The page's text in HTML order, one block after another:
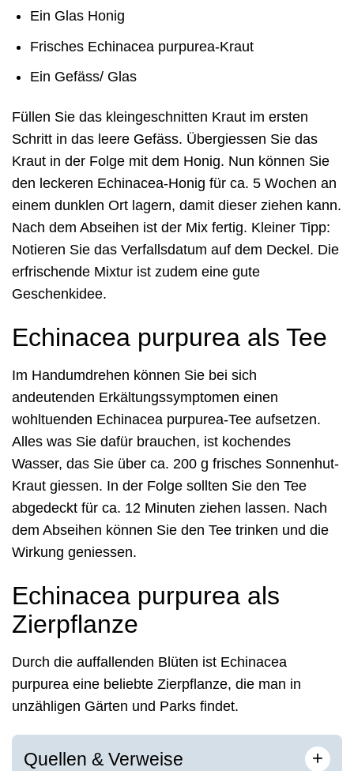
Ein Glas Honig
Frisches Echinacea purpurea-Kraut
Ein Gefäss/ Glas
Füllen Sie das kleingeschnitten Kraut im ersten
Schritt in das leere Gefäss. Übergiessen Sie das
Kraut in der Folge mit dem Honig. Nun können Sie
den leckeren Echinacea-Honig für ca. 5 Wochen an
einem dunklen Ort lagern, damit dieser ziehen kann.
Nach dem Abseihen ist der Mix fertig. Kleiner Tipp:
Notieren Sie das Verfallsdatum auf dem Deckel. Die
erfrischende Mixtur ist zudem eine gute
Geschenkidee.
Echinacea purpurea als Tee
Im Handumdrehen können Sie bei sich
andeutenden Erkältungssymptomen einen
wohltuenden Echinacea purpurea-Tee aufsetzen.
Alles was Sie dafür brauchen, ist kochendes
Wasser, das Sie über ca. 200 g frisches Sonnenhut-
Kraut giessen. In der Folge sollten Sie den Tee
abgedeckt für ca. 12 Minuten ziehen lassen. Nach
dem Abseihen können Sie den Tee trinken und die
Wirkung geniessen.
Echinacea purpurea als
Zierpflanze
Durch die auffallenden Blüten ist Echinacea
purpurea eine beliebte Zierpflanze, die man in
unzähligen Gärten und Parks findet.
Quellen & Verweise +